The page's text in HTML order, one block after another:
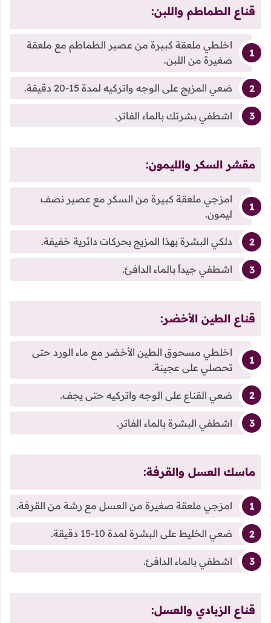
قناع الطماطم واللبن:
اخلطي ملعقة كبيرة من عصير الطماطم مع ملعقة
صغيرة من اللبن.
ضعي المزيج على الوجه واتركيه لمدة 15-20 دقيقة.
اشطفي بشرتك بالماء الفاتر.
مقشر السكر والليمون:
امزجي ملعقة كبيرة من السكر مع عصير نصف
ليمون.
دلكي البشرة بهذا المزيج بحركات دائرية خفيفة.
اشطفي جيداً بالماء الدافئ.
قناع الطين الأخضر:
اخلطي مسحوق الطين الأخضر مع ماء الورد حتى
تحصلي على عجينة.
ضعي القناع على الوجه واتركيه حتى يجف.
اشطفي البشرة بالماء الفاتر.
ماسك العسل والقرفة:
امزجي ملعقة صغيرة من العسل مع رشة من القرفة.
ضعي الخليط على البشرة لمدة 10-15 دقيقة.
اشطفي بالماء الدافئ.
قناع الزبادي والعسل: